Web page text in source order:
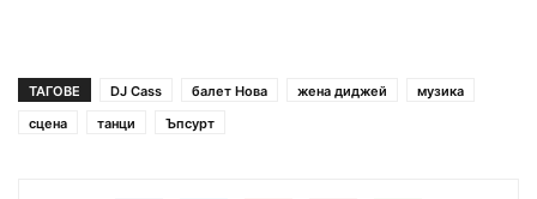
ТАГОВЕ DJ Cass балет Нова жена диджей
музика
сцена
танци Ъпсурт